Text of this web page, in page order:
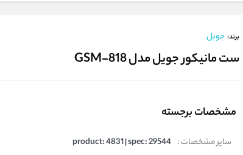
برند: جویل
ست مانیکور جویل مدل GSM-818
مشخصات برجسته
سایر مشخصات : product: 4831 | spec: 29544